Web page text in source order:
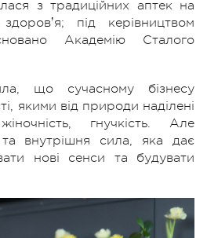
з традиційних аптек на
під керівництвом
Академію Сталого
що сучасному бізнесу
якими від природи наділені
гнучкість. Але
внутрішня сила, яка дає
нові сенси та будувати